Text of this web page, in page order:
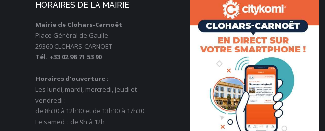
HORAIRES DE LA MAIRIE
Mairie de Clohars-Carnoët
Place Général de Gaulle
29360 CLOHARS-CARNOËT
Tél. +33 02 98 71 53 90
Horaires d’ouverture :
Les lundi, mardi, mercredi, jeudi et
vendredi :
de 8h30 à 12h30 et de 13h30 à 17h30
Le samedi : de 9h à 12h